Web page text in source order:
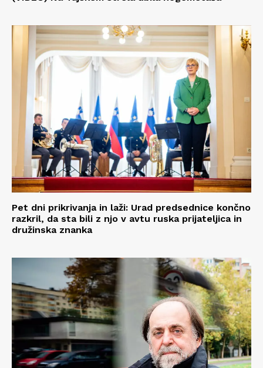
Pet dni prikrivanja in laži: Urad predsednice končno
razkril, da sta bili z njo v avtu ruska prijateljica in
družinska znanka